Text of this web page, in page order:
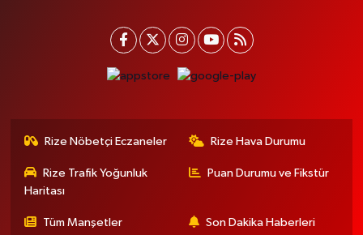
Rize Nöbetçi Eczaneler Rize Hava Durumu
Rize Trafik Yoğunluk
Haritası
Puan Durumu ve Fikstür
Tüm Manşetler Son Dakika Haberleri